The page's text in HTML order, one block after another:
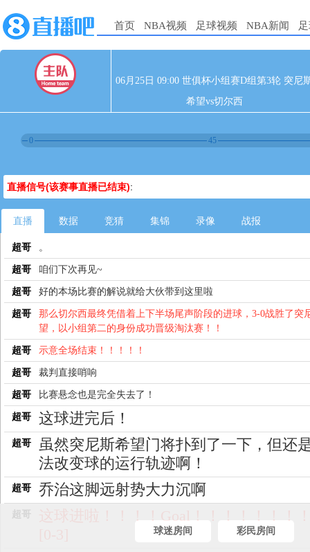
首页 NBA视频 足球视频 NBA新闻
06月25日 09:00 世俱杯小组赛D组第3轮 突尼
希望vs切尔西
0 45
直播信号(该赛事直播已结束):
直播 数据 竞猜 集锦 录像 战报
超哥 。
超哥 咱们下次再见~
超哥 好的本场比赛的解说就给大伙带到这里啦
超哥
那么切尔西最终凭借着上下半场尾声阶段的进球，3-0战胜了突
望，以小组第二的身份成功晋级淘汰赛！！
超哥 示意全场结束！！！！！
超哥 裁判直接哨响
超哥 比赛悬念也是完全失去了！
超哥 这球进完后！
超哥
虽然突尼斯希望门将扑到了一下，但还
法改变球的运行轨迹啊！
超哥 乔治这脚远射势大力沉啊
超哥
这球进啦！！！！Goal！！！！！！！
球迷房间 彩民房间